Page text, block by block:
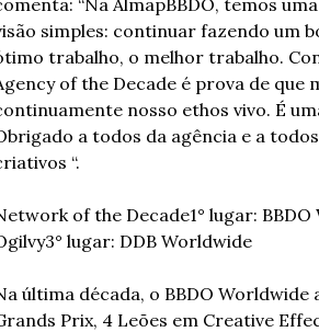
simples: continuar fazendo um
trabalho, o melhor trabalho.
of the Decade é prova de que
nosso ethos vivo. É
a todos da agência e a
“.
of the Decade1° lugar:
3° lugar: DDB Worldwide
última década, o BBDO Worldwide
Prix, 4 Leões em Creative